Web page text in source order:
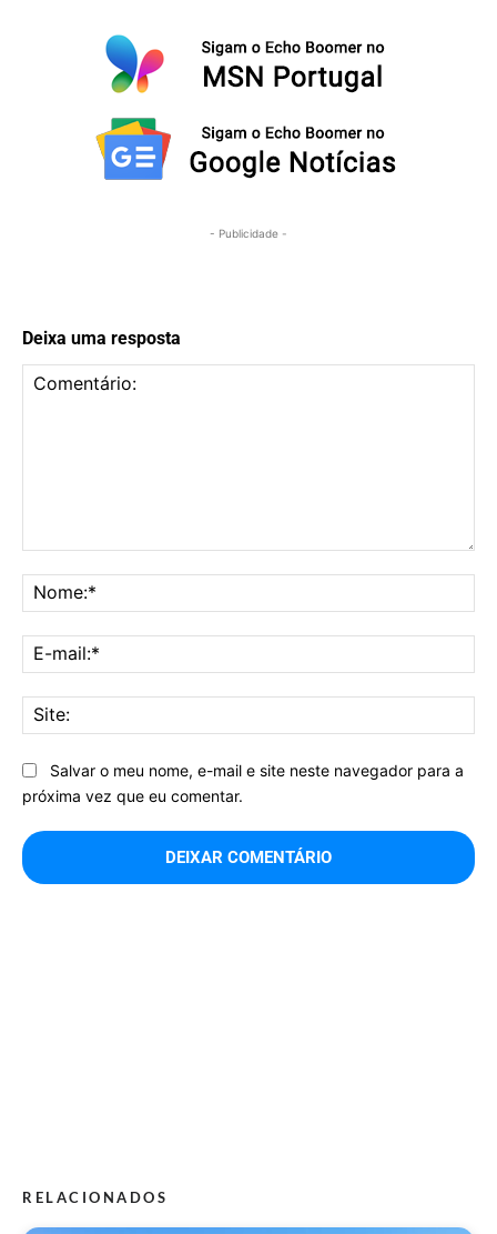
- Publicidade -
Deixa uma resposta
Salvar o meu nome, e-mail e site neste navegador para a
próxima vez que eu comentar.
RELACIONADOS